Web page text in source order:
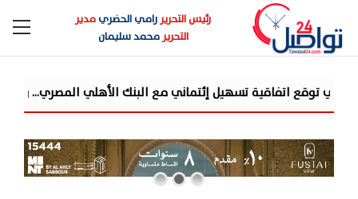
رئيس التحريررامي الحضريمدير
التحريرمحمد سليمان
اتفاقية تسهيل إئتماني مع البنك الأهلي المصري... وتستهدف محفظة